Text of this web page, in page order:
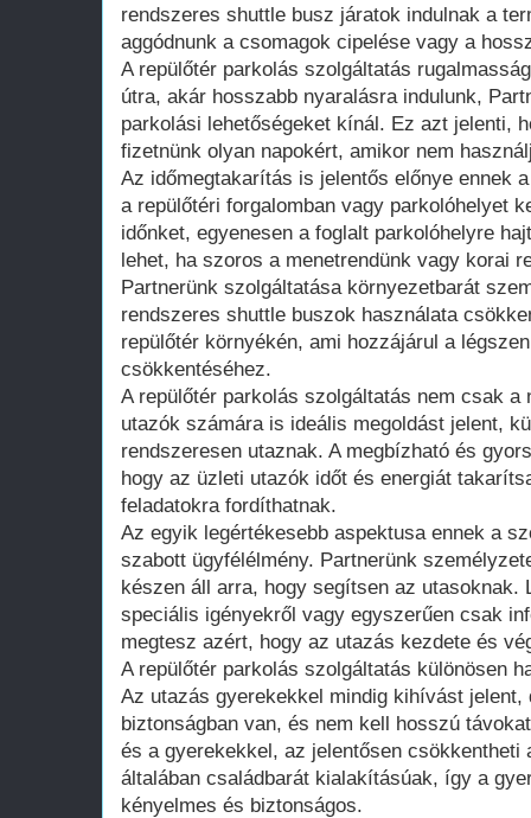
rendszeres shuttle busz járatok indulnak a
aggódnunk a csomagok cipelése vagy a
A repülőtér parkolás szolgáltatás
útra, akár hosszabb nyaralásra indulunk,
parkolási lehetőségeket kínál. Ez azt jelenti,
fizetnünk olyan napokért, amikor nem
Az időmegtakarítás is jelentős előnye ennek
a repülőtéri forgalomban vagy parkolóhelyet
időnket, egyenesen a foglalt parkolóhelyre
lehet, ha szoros a menetrendünk vagy korai
Partnerünk szolgáltatása környezetbarát
rendszeres shuttle buszok használata
repülőtér környékén, ami hozzájárul a
csökkentéséhez.
A repülőtér parkolás szolgáltatás nem csak a
utazók számára is ideális megoldást jelent,
rendszeresen utaznak. A megbízható és
hogy az üzleti utazók időt és energiát
feladatokra fordíthatnak.
Az egyik legértékesebb aspektusa ennek a
szabott ügyfélélmény. Partnerünk
készen áll arra, hogy segítsen az utasoknak.
speciális igényekről vagy egyszerűen csak
megtesz azért, hogy az utazás kezdete és
A repülőtér parkolás szolgáltatás különösen
Az utazás gyerekekkel mindig kihívást jelent,
biztonságban van, és nem kell hosszú
és a gyerekekkel, az jelentősen csökkentheti
általában családbarát kialakításúak, így a
kényelmes és biztonságos.